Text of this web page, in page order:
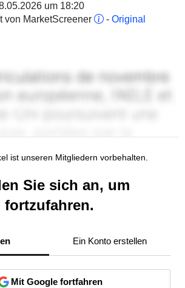
um 18:20
von MarketScreener
- Original
ist unseren Mitgliedern vorbehalten.
Sie sich an, um
fortzufahren.
Ein Konto erstellen
Mit Google fortfahren